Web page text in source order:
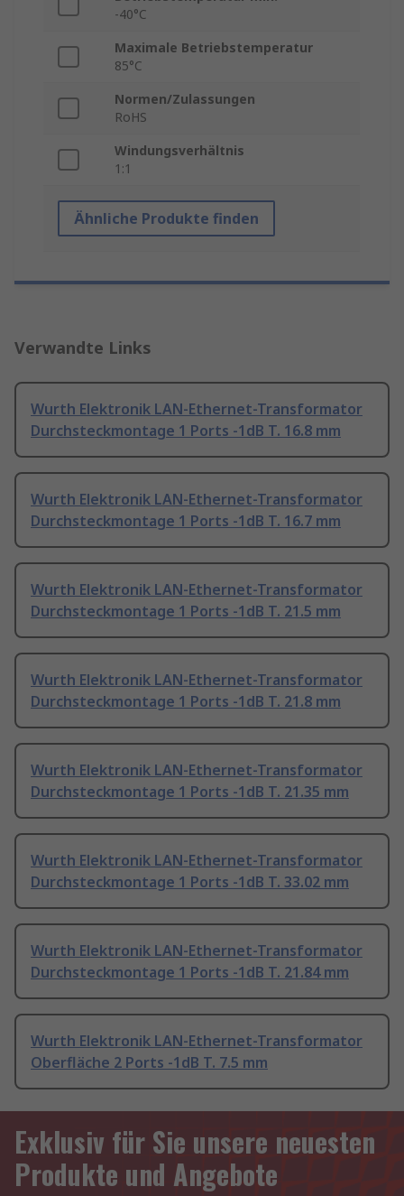
-40°C
Maximale Betriebstemperatur
85°C
Normen/Zulassungen
RoHS
Windungsverhältnis
1:1
Ähnliche Produkte finden
Verwandte Links
Wurth Elektronik LAN-Ethernet-Transformator
Durchsteckmontage 1 Ports -1dB T. 16.8 mm
Wurth Elektronik LAN-Ethernet-Transformator
Durchsteckmontage 1 Ports -1dB T. 16.7 mm
Wurth Elektronik LAN-Ethernet-Transformator
Durchsteckmontage 1 Ports -1dB T. 21.5 mm
Wurth Elektronik LAN-Ethernet-Transformator
Durchsteckmontage 1 Ports -1dB T. 21.8 mm
Wurth Elektronik LAN-Ethernet-Transformator
Durchsteckmontage 1 Ports -1dB T. 21.35 mm
Wurth Elektronik LAN-Ethernet-Transformator
Durchsteckmontage 1 Ports -1dB T. 33.02 mm
Wurth Elektronik LAN-Ethernet-Transformator
Durchsteckmontage 1 Ports -1dB T. 21.84 mm
Wurth Elektronik LAN-Ethernet-Transformator
Oberfläche 2 Ports -1dB T. 7.5 mm
Exklusiv für Sie unsere neuesten
Produkte und Angebote